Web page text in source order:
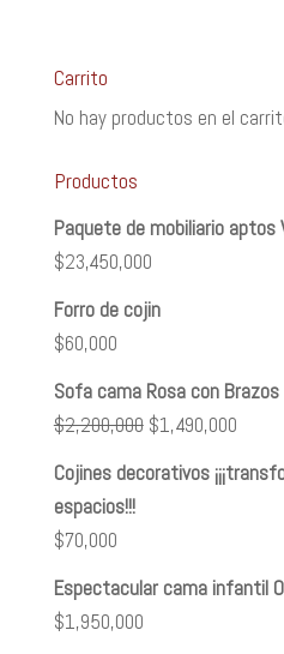
Carrito
No hay productos en el
Productos
Paquete de mobiliario aptos
$23,450,000
Forro de cojin
$60,000
Sofa cama Rosa con Brazos
$2,200,000 El
$1,490,000El
Cojines decorativos
espacios!!!
$70,000
Espectacular cama infantil
$1,950,000